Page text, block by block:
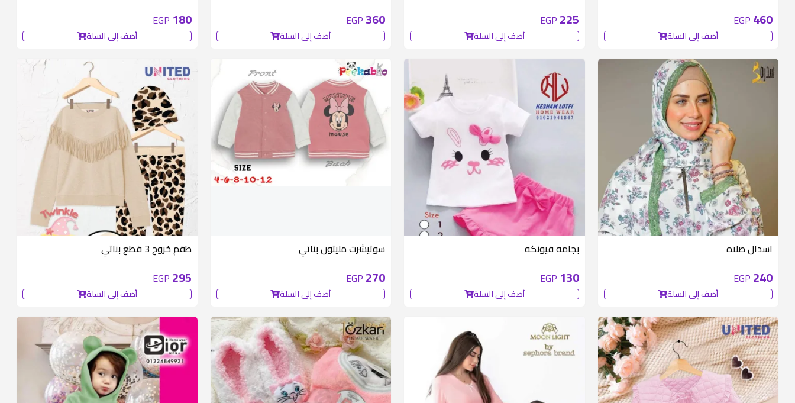
460
EGP
أضف إلى السلة
225
EGP
أضف إلى السلة
360
EGP
أضف إلى السلة
180
EGP
أضف إلى السلة
متوفر 1 قطع اسدال صلاه
240
EGP
أضف إلى السلة
متوفر 1 قطع بجامه فيونكه
130
EGP
أضف إلى السلة
سوتيشرت مليتون بناتي
270
EGP
أضف إلى السلة
متوفر 3 قطع طقم خروج 3 قطع بناتي
295
EGP
أضف إلى السلة